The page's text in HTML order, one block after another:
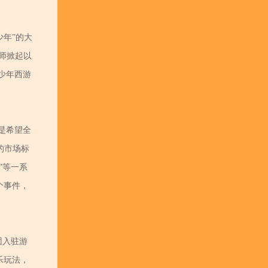
年”的大
掀起以
年西游
希望全
市场标
等一系
件，
入驻游
法，